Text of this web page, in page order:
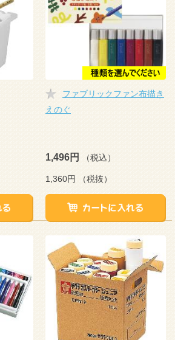
ファブリックファン布描き
えのぐ
1,496円 （税込）
1,360円 （税抜）